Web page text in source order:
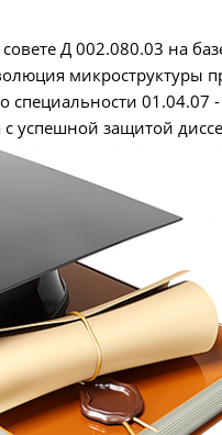
Д 002.080.03 на
микроструктуры
специальности 01.04.07
успешной защитой